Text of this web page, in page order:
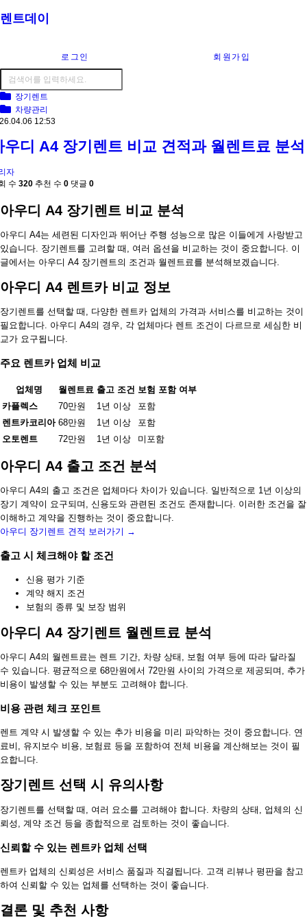
렌트데이
로그인 회원가입
장기렌트
차량관리
12:53
우디 A4 장기렌트 비교 견적과 월렌트료 분석
자
수 320 추천 수 0 댓글 0
아우디 A4 장기렌트 비교 분석
아우디 A4는 세련된 디자인과 뛰어난 주행 성능으로 많은 이들에게 사랑받고
있습니다. 장기렌트를 고려할 때, 여러 옵션을 비교하는 것이 중요합니다. 이
글에서는 아우디 A4 장기렌트의 조건과 월렌트료를 분석해보겠습니다.
아우디 A4 렌트카 비교 정보
장기렌트를 선택할 때, 다양한 렌트카 업체의 가격과 서비스를 비교하는 것이
필요합니다. 아우디 A4의 경우, 각 업체마다 렌트 조건이 다르므로 세심한 비
교가 요구됩니다.
주요 렌트카 업체 비교
업체명 월렌트료 출고 조건 보험 포함 여부
카플렉스
70만원 1년 이상
포함
렌트카코리아 68만원 1년 이상
포함
오토렌트
72만원 1년 이상 미포함
아우디 A4 출고 조건 분석
아우디 A4의 출고 조건은 업체마다 차이가 있습니다. 일반적으로 1년 이상의
장기 계약이 요구되며, 신용도와 관련된 조건도 존재합니다. 이러한 조건을 잘
이해하고 계약을 진행하는 것이 중요합니다.
아우디 장기렌트 견적 보러가기 →
출고 시 체크해야 할 조건
신용 평가 기준
계약 해지 조건
보험의 종류 및 보장 범위
아우디 A4 장기렌트 월렌트료 분석
아우디 A4의 월렌트료는 렌트 기간, 차량 상태, 보험 여부 등에 따라 달라질
수 있습니다. 평균적으로 68만원에서 72만원 사이의 가격으로 제공되며, 추가
비용이 발생할 수 있는 부분도 고려해야 합니다.
비용 관련 체크 포인트
렌트 계약 시 발생할 수 있는 추가 비용을 미리 파악하는 것이 중요합니다. 연
료비, 유지보수 비용, 보험료 등을 포함하여 전체 비용을 계산해보는 것이 필
요합니다.
장기렌트 선택 시 유의사항
장기렌트를 선택할 때, 여러 요소를 고려해야 합니다. 차량의 상태, 업체의 신
뢰성, 계약 조건 등을 종합적으로 검토하는 것이 좋습니다.
신뢰할 수 있는 렌트카 업체 선택
렌트카 업체의 신뢰성은 서비스 품질과 직결됩니다. 고객 리뷰나 평판을 참고
하여 신뢰할 수 있는 업체를 선택하는 것이 좋습니다.
결론 및 추천 사항